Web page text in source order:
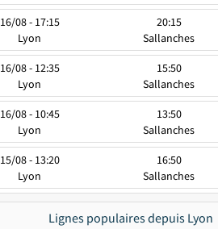
16/08 - 17:15
Lyon
20:15
Sallanches
16/08 - 12:35
Lyon
15:50
Sallanches
16/08 - 10:45
Lyon
13:50
Sallanches
15/08 - 13:20
Lyon
16:50
Sallanches
Lignes populaires depuis Lyon